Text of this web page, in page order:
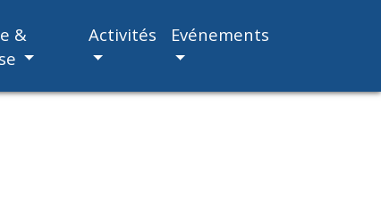
&
Activités Evénements